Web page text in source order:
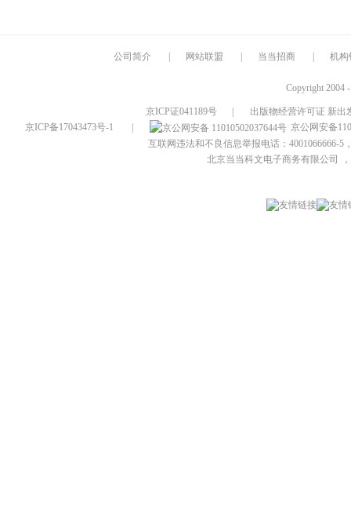
公司简介 网站联盟 当当招商 机构
Copyright 2004
京ICP证041189号
出版物经营许可证 新出
京ICP备17043473号-1
京公网安备
互联网违法和不良信息举报电话：4001066666-5
北京当当科文电子商务有限公司